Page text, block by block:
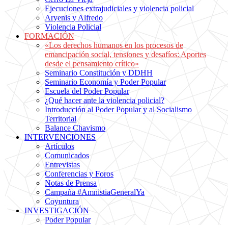
Ejecuciones extrajudiciales y violencia policial
Aryenis y Alfredo
Violencia Policial
FORMACIÓN
«Los derechos humanos en los procesos de
emancipación social, tensiones y desafíos: Aportes
desde el pensamiento crítico»
Seminario Constitución y DDHH
Seminario Economía y Poder Popular
Escuela del Poder Popular
¿Qué hacer ante la violencia policial?
Introducción al Poder Popular y al Socialismo
Territorial
Balance Chavismo
INTERVENCIONES
Artículos
Comunicados
Entrevistas
Conferencias y Foros
Notas de Prensa
Campaña #AmnistiaGeneralYa
Coyuntura
INVESTIGACIÓN
Poder Popular